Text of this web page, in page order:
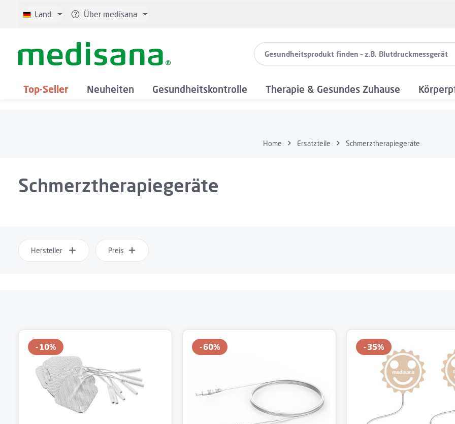
Hauptinhalt springen
Zur Suche springen
Zur Hauptnavigation springen
Land Über medisana
Top-Seller Neuheiten Gesundheitskontrolle Therapie & Gesundes Zuhause
Home Ersatzteile Schmerztherapiegeräte
Schmerztherapiegeräte
Hersteller Preis
10% 60% 35%